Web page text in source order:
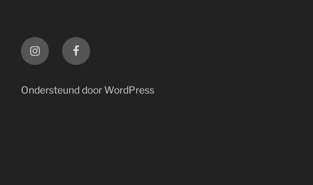
InstagramFacebook
Ondersteund door WordPress